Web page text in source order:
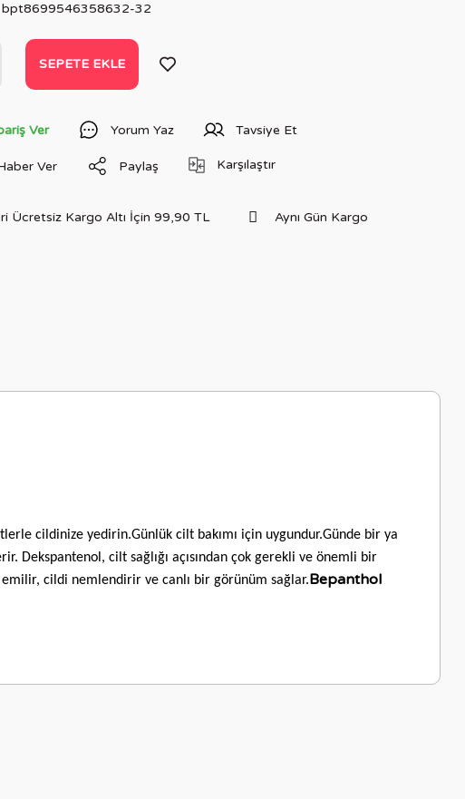
bpt8699546358632-32
SEPETE EKLE
Ver Yorum Yaz Tavsiye Et
Ver Paylaş Karşılaştır
Ücretsiz Kargo Altı İçin 99,90 TL Aynı Gün Kargo
cildinize yedirin.Günlük cilt bakımı için uygundur.Günde bir ya
Dekspantenol, cilt sağlığı açısından çok gerekli ve önemli bir
emilir, cildi nemlendirir ve canlı bir görünüm sağlar.Bepanthol